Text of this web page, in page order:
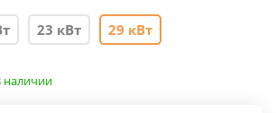
23 кВт 29 кВт
наличии